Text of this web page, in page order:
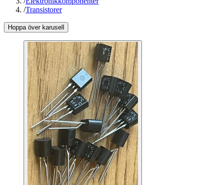
/Transistorer
Hoppa över karusell